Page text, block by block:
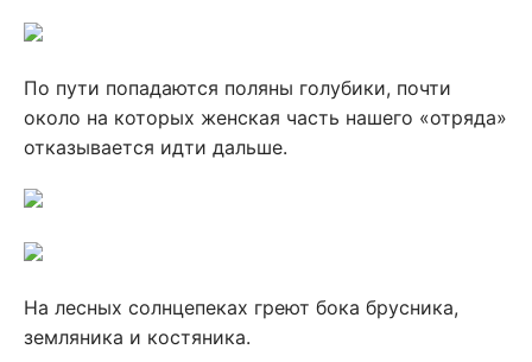
По пути попадаются поляны голубики, почти
около на которых женская часть нашего «отряда»
отказывается идти дальше.
На лесных солнцепеках греют бока брусника,
земляника и костяника.